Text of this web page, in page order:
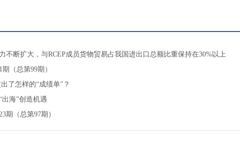
不断扩大，与RCEP成员货物贸易占我国进出口总额比重保持在30%以上
（总第99期）
了怎样的“成绩单”？
出海”创造机遇
期（总第97期）